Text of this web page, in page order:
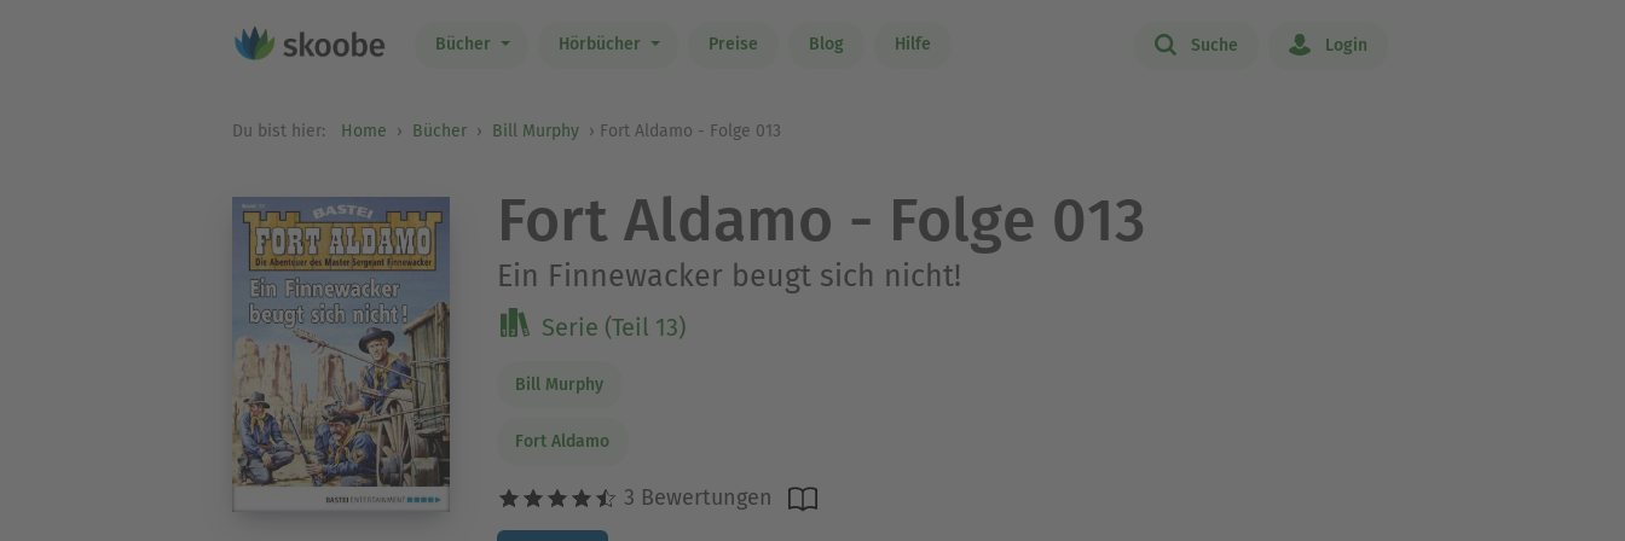
Bücher Hörbücher Preise Blog Hilfe Suche Login
Du bist hier: Home Bücher Bill Murphy Fort Aldamo - Folge 013
Fort Aldamo - Folge 013
Ein Finnewacker beugt sich nicht!
Serie (Teil 13)
Bill Murphy
Fort Aldamo
3 Bewertungen